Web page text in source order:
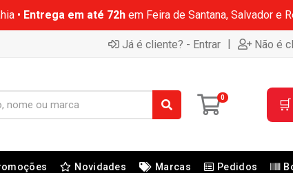
• Entrega em até 72hem Feira de Santana, Salvador e
Já é cliente? - Entrar | Não é
0 🛒
Novidades Marcas Pedidos